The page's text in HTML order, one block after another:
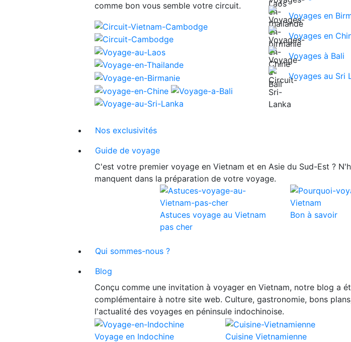
comme bon vous semble votre circuit.
Voyages en
Voyages en
Voyages à Bali
Voyages au Sri
Nos exclusivités
Guide de voyage
C'est votre premier voyage en Vietnam et en Asie du Sud-Est ?
manquent dans la préparation de votre voyage.
Astuces voyage au Vietnam
pas cher
Bon à savoir
Qui sommes-nous ?
Blog
Conçu comme une invitation à voyager en Vietnam, notre blog a
complémentaire à notre site web. Culture, gastronomie, bons
l'actualité des voyages en péninsule indochinoise.
Voyage en Indochine Cuisine Vietnamienne